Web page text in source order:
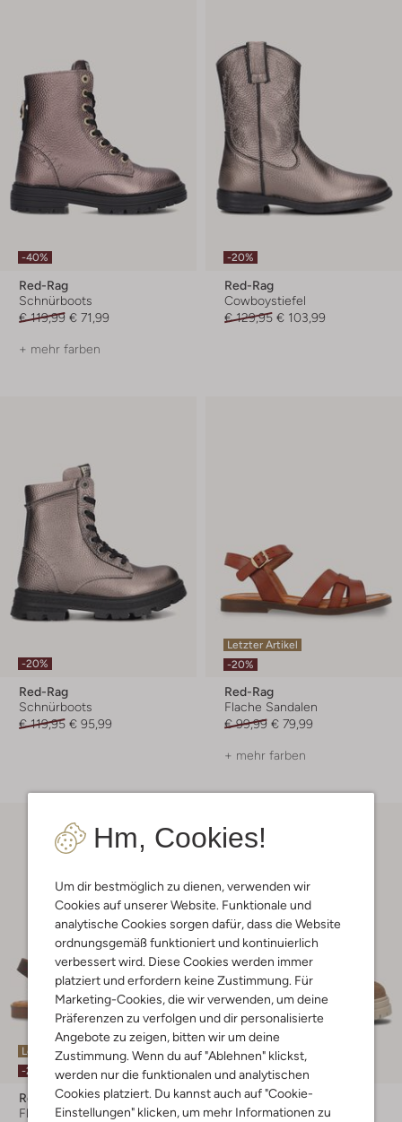
Hm, Cookies!
Um dir bestmöglich zu dienen, verwenden wir
Cookies auf unserer Website. Funktionale und
analytische Cookies sorgen dafür, dass die Website
ordnungsgemäß funktioniert und kontinuierlich
verbessert wird. Diese Cookies werden immer
platziert und erfordern keine Zustimmung. Für
Marketing-Cookies, die wir verwenden, um deine
Präferenzen zu verfolgen und dir personalisierte
Angebote zu zeigen, bitten wir um deine
Zustimmung. Wenn du auf "Ablehnen" klickst,
werden nur die funktionalen und analytischen
Cookies platziert. Du kannst auch auf "Cookie-
Einstellungen" klicken, um mehr Informationen zu
-40%
Red-Rag
Schnürboots
€ 119,99 € 71,99
+ mehr farben
-20%
Red-Rag
Cowboystiefel
€ 129,95 € 103,99
-20%
Red-Rag
Schnürboots
€ 119,95 € 95,99
Letzter Artikel
-20%
Red-Rag
Flache Sandalen
€ 99,99 € 79,99
+ mehr farben
Letzter Artikel
-20%
Red-Rag
Flache Sandalen
-50%
Red-Rag
Winterstiefel